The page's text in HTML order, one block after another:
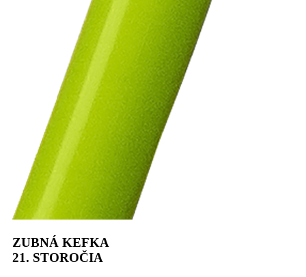
ZUBNÁ KEFKA
21. STOROČIA